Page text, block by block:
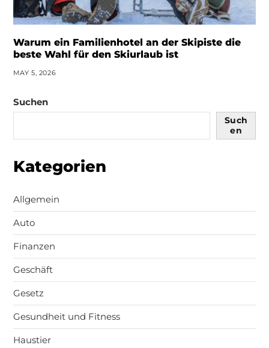
Warum ein Familienhotel an der Skipiste die
beste Wahl für den Skiurlaub ist
MAY 5, 2026
Suchen
Such
en
Kategorien
Allgemein
Auto
Finanzen
Geschäft
Gesetz
Gesundheit und Fitness
Haustier